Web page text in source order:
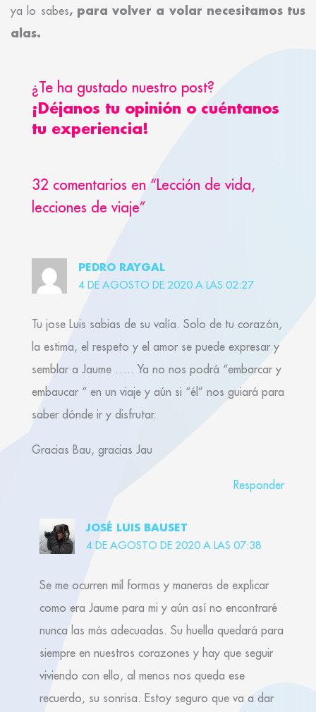
ya lo sabes, para volver a volar necesitamos tus
alas.
¿Te ha gustado nuestro post?
¡Déjanos tu opinión o cuéntanos
tu experiencia!
32 comentarios en “Lección de vida,
lecciones de viaje”
PEDRO RAYGAL
4 DE AGOSTO DE 2020 A LAS 02:27
Tu jose Luis sabias de su valía. Solo de tu corazón,
la estima, el respeto y el amor se puede expresar y
semblar a Jaume ….. Ya no nos podrá “embarcar y
embaucar “ en un viaje y aún si “él” nos guiará para
saber dónde ir y disfrutar.
Gracias Bau, gracias Jau
Responder
JOSÉ LUIS BAUSET
4 DE AGOSTO DE 2020 A LAS 07:38
Se me ocurren mil formas y maneras de explicar
como era Jaume para mi y aún así no encontraré
nunca las más adecuadas. Su huella quedará para
siempre en nuestros corazones y hay que seguir
viviendo con ello, al menos nos queda ese
recuerdo, su sonrisa. Estoy seguro que va a dar